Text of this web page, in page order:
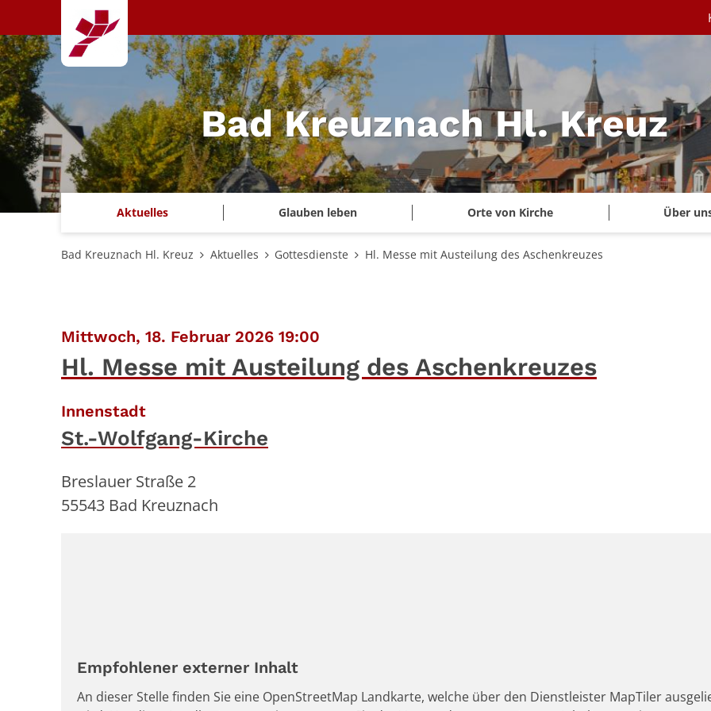
Zum Inhalt springen
Bad Kreuznach Hl. Kreuz
Aktuelles Glauben leben Orte von Kirche Über
Bad Kreuznach Hl. Kreuz Aktuelles Gottesdienste Hl. Messe mit Austeilung des Aschenkreuzes
Mittwoch, 18. Februar 2026 19:00
Hl. Messe mit Austeilung des Aschenkreuzes
Innenstadt:
St.-Wolfgang-Kirche
Breslauer Straße 2
55543 Bad Kreuznach
Empfohlener externer Inhalt
An dieser Stelle finden Sie eine OpenStreetMap Landkarte, welche über den Dienstleister MapTiler